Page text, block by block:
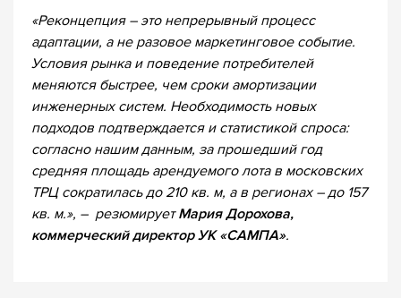
«Реконцепция – это непрерывный процесс
адаптации, а не разовое маркетинговое событие.
Условия рынка и поведение потребителей
меняются быстрее, чем сроки амортизации
инженерных систем. Необходимость новых
подходов подтверждается и статистикой спроса:
согласно нашим данным, за прошедший год
средняя площадь арендуемого лота в московских
ТРЦ сократилась до 210 кв. м, а в регионах – до 157
кв. м.», – резюмирует Мария Дорохова,
коммерческий директор УК «САМПА».